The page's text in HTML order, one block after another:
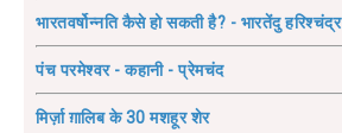
भारतवर्षोन्नति कैसे हो सकती है? - भारतेंदु हरिश्चंद्र
पंच परमेश्वर - कहानी - प्रेमचंद
मिर्ज़ा ग़ालिब के 30 मशहूर शेर